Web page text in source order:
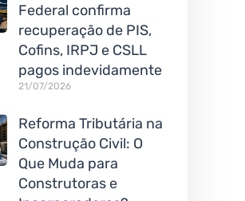
Federal confirma
recuperação de PIS,
Cofins, IRPJ e CSLL
pagos indevidamente
21/07/2026
Reforma Tributária na
Construção Civil: O
Que Muda para
Construtoras e